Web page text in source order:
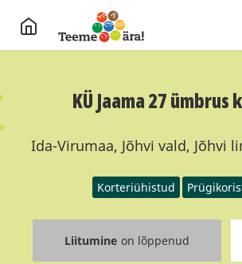
KÜ Jaama 27 ümbrus
Ida-Virumaa, Jõhvi vald, Jõhvi
Korteriühistud
Liitumine on lõppenud